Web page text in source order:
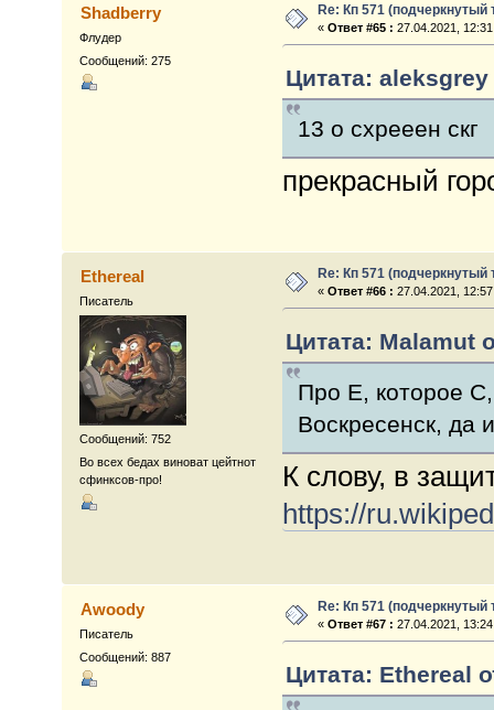
Shadberry
Флудер
Сообщений: 275
Re: Кп 571 (подчеркнутый
«Ответ #65 : 27.04.2021,
Цитата: aleksgrey
13 о схрееен скг
прекрасный
Ethereal
Писатель
Сообщений: 752
Во всех бедах виноват цейтнот
сфинксов-про!
Re: Кп 571 (подчеркнутый
«Ответ #66 : 27.04.2021,
Цитата: Malamut
Про Е, которое
Воскресенск, да
К слову, в
https://
Awoody
Писатель
Сообщений: 887
Re: Кп 571 (подчеркнутый
«Ответ #67 : 27.04.2021,
Цитата: Ethereal